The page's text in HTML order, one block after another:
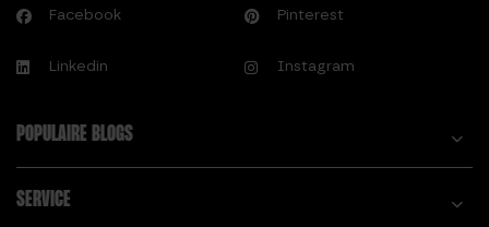
Facebook Pinterest
Linkedin Instagram
POPULAIRE BLOGS
SERVICE